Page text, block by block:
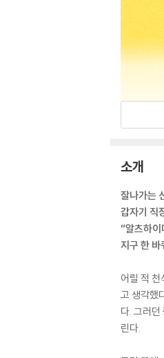
소개
잘나가는
갑자기 직
“알츠하이
지구 한 바
어릴 적
고 생각했
다. 그러
린다.